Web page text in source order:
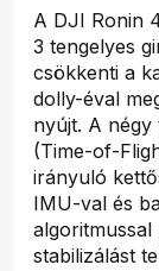
A DJI Ronin
3 tengelyes
csökkenti a
dolly-éval
nyújt. A négy
(Time-of-
irányuló
IMU-val és
stabilizálást